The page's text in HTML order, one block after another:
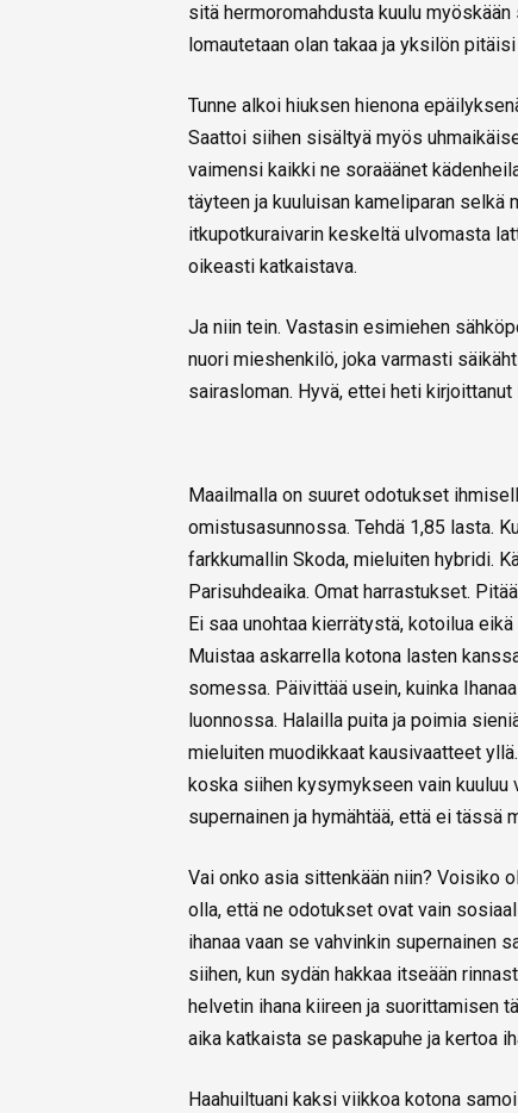
sitä hermoromahdusta kuulu
lomautetaan olan takaa ja yksilön
Tunne alkoi hiuksen hienona
Saattoi siihen sisältyä myös
vaimensi kaikki ne soraäänet
täyteen ja kuuluisan kameliparan
itkupotkuraivarin keskeltä ulvomasta
oikeasti katkaistava.
Ja niin tein. Vastasin esimiehen
nuori mieshenkilö, joka varmasti
sairasloman. Hyvä, ettei heti
Maailmalla on suuret odotukset
omistusasunnossa. Tehdä 1,85 lasta.
farkkumallin Skoda, mieluiten hybridi.
Parisuhdeaika. Omat harrastukset.
Ei saa unohtaa kierrätystä, kotoilua
Muistaa askarrella kotona lasten
somessa. Päivittää usein, kuinka
luonnossa. Halailla puita ja poimia
mieluiten muodikkaat kausivaatteet
koska siihen kysymykseen vain
supernainen ja hymähtää, että ei tässä
Vai onko asia sittenkään niin? Voisiko
olla, että ne odotukset ovat vain
ihanaa vaan se vahvinkin supernainen
siihen, kun sydän hakkaa itseään
helvetin ihana kiireen ja suorittamisen
aika katkaista se paskapuhe ja kertoa
Haahuiltuani kaksi viikkoa kotona